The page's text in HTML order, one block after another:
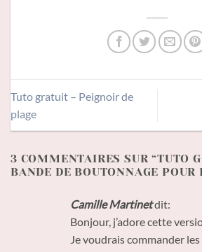
Tuto gratuit – Peignoir de
plage
3 COMMENTAIRES SUR “TUTO
BANDE DE BOUTONNAGE POUR
Camille Martinetdit:
Bonjour, j’adore cette
Je voudrais commander